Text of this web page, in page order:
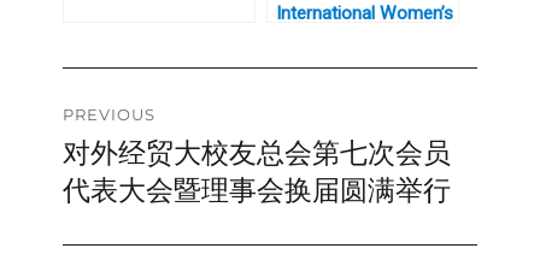
International Women’s
Post
navigation
PREVIOUS
Previous
post:
对外经贸大校友总会第七次会员
代表大会暨理事会换届圆满举行